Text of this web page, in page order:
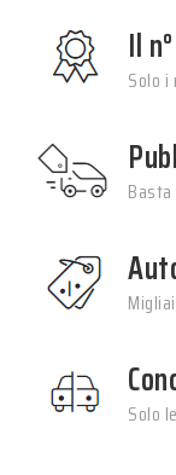
Il
Solo i
Solo